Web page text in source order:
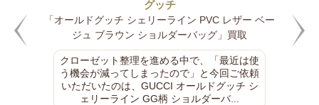
グッチ
「オールドグッチ シェリーライン PVC レザー ベー
ジュ ブラウン ショルダーバッグ」買取
クローゼット整理を進める中で、「最近は使
う機会が減ってしまったので」と今回ご依頼
いただいたのは、GUCCI オールドグッチ シ
ェリーライン GG柄 ショルダーバ...